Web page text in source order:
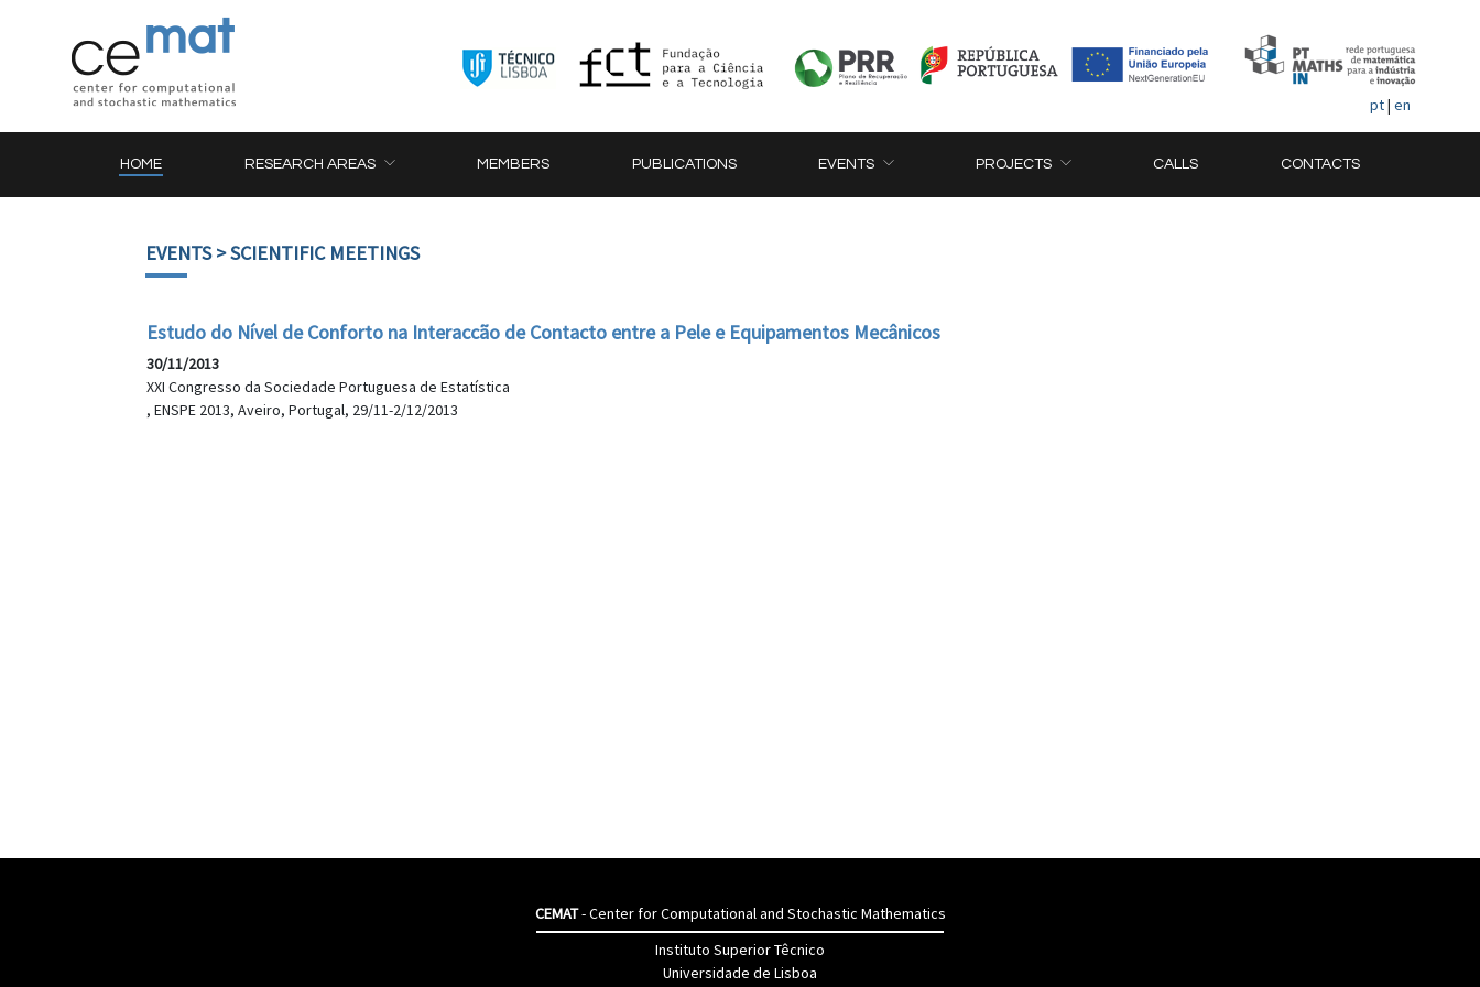
pt| en
HOME RESEARCH AREAS MEMBERS PUBLICATIONS EVENTS PROJECTS CALLS CONTACTS
EVENTS> SCIENTIFIC MEETINGS
Estudo do Nível de Conforto na Interaccão de Contacto entre a Pele e Equipamentos Mecânicos
30/11/2013
XXI Congresso da Sociedade Portuguesa de Estatística
, ENSPE 2013, Aveiro, Portugal, 29/11-2/12/2013
CEMAT- Center for Computational and Stochastic Mathematics
Instituto Superior Têcnico
Universidade de Lisboa